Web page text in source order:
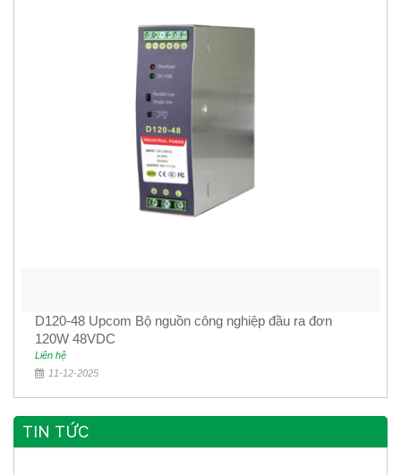
D120-48 Upcom Bộ nguồn công nghiệp đầu ra đơn
120W 48VDC
Liên hệ
11-12-2025
TIN TỨC